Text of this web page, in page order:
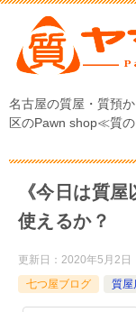
名古屋の質屋・質預
区のPawn shop≪質
《今日は質
使えるか？
更新日： 2020年5月2日
七つ屋ブログ
質屋